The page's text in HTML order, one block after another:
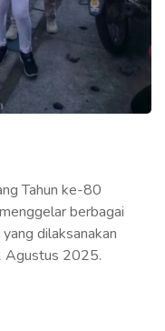
Tahun ke-80
berbagai
dilaksanakan
Agustus 2025.